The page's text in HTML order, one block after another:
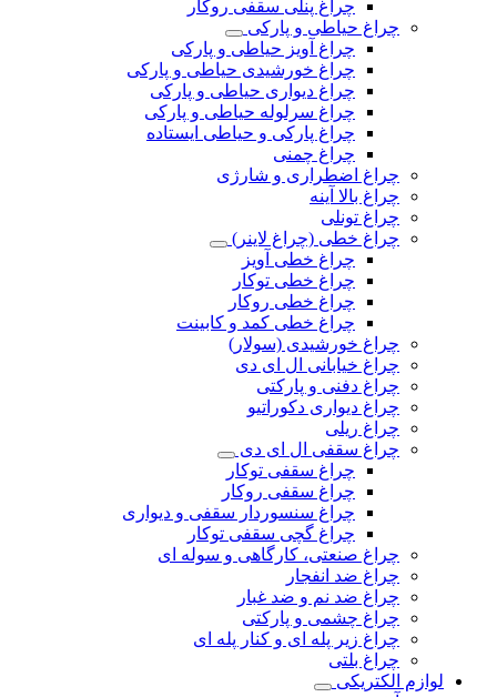
چراغ پنلی سقفی روکار
چراغ حیاطی و پارکی
چراغ آویز حیاطی و پارکی
چراغ خورشیدی حیاطی و پارکی
چراغ دیواری حیاطی و پارکی
چراغ سرلوله حیاطی و پارکی
چراغ پارکی و حیاطی ایستاده
چراغ چمنی
چراغ اضطراری و شارژی
چراغ بالا آینه
چراغ تونلی
چراغ خطی (چراغ لاینر)
چراغ خطی آویز
چراغ خطی توکار
چراغ خطی روکار
چراغ خطی کمد و کابینت
چراغ خورشیدی (سولار)
چراغ خیابانی ال ای دی
چراغ دفنی و پارکتی
چراغ دیواری دکوراتیو
چراغ ریلی
چراغ سقفی ال ای دی
چراغ سقفی توکار
چراغ سقفی روکار
چراغ سنسوردار سقفی و دیواری
چراغ گچی سقفی توکار
چراغ صنعتی، کارگاهی و سوله ای
چراغ ضد انفجار
چراغ ضد نم و ضد غبار
چراغ چشمی و پارکتی
چراغ‌ زیر‌ پله‌ ای و کنار‌ پله‌ ای
چراغ بلتی
لوازم الکتریکی